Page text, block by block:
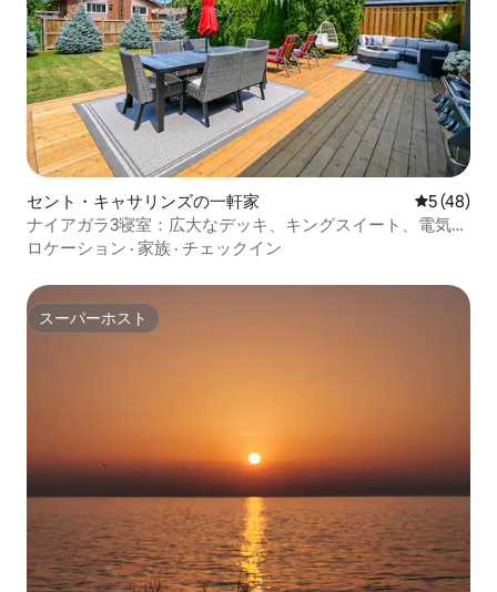
セント・キャサリンズの一軒家 レビュー
5 (48)
ナイアガラ3寝室：広大なデッキ、キングスイート、電気自
動車と5台分の駐車スペース
ロケーション · 家族 · チェックイン
スーパーホスト
スーパーホスト